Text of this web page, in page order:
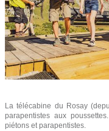
La télécabine du Rosay
parapentistes aux
piétons et parapentistes.